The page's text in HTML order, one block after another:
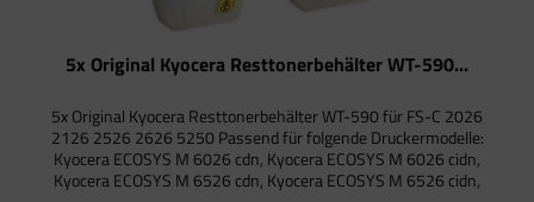
5x Original Kyocera Resttonerbehälter WT-590...
5x Original Kyocera Resttonerbehälter WT-590 für FS-C 2026
2126 2526 2626 5250 Passend für folgende Druckermodelle:
Kyocera ECOSYS M 6026 cdn, Kyocera ECOSYS M 6026 cidn,
Kyocera ECOSYS M 6526 cdn, Kyocera ECOSYS M 6526 cidn,